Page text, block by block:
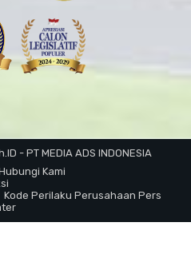
- PT MEDIA ADS INDONESIA
Kami
Kode Perilaku Perusahaan Pers